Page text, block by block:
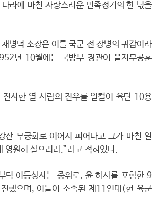
라에 바친 자랑스러운 민족정기의 한 넋을
병덕 소장은 이를 국군 전 장병의 귀감이라
년 10월에는 국방부 장관이 을지무공훈
전사한 열 사람의 전우를 일컬어 육탄 10용
산 무궁화로 이어서 피어나고 그가 바친 얼
영원히 살으리라.”라고 적혀있다.
덕 이등상사는 중위로, 윤 하사를 포함한 9
했으며, 이들이 소속된 제11연대(현 육군